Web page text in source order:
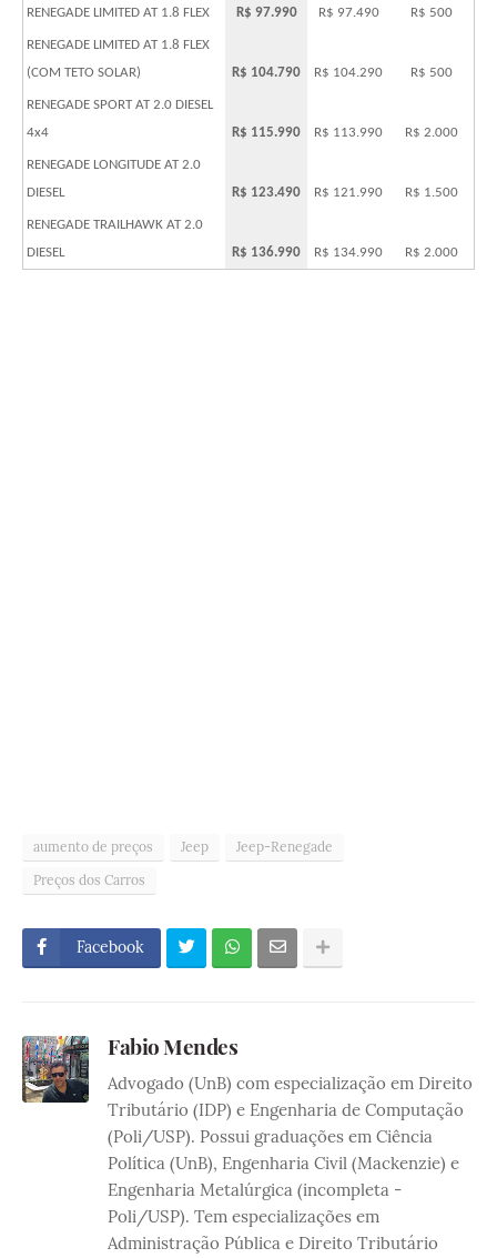
RENEGADE LIMITED AT 1.8 FLEX R$ 97.990 R$ 97.490 R$ 500
RENEGADE LIMITED AT 1.8 FLEX
(COM TETO SOLAR)
R$ 104.790 R$ 104.290 R$ 500
RENEGADE SPORT AT 2.0 DIESEL
4x4
R$ 115.990 R$ 113.990 R$ 2.000
RENEGADE LONGITUDE AT 2.0
DIESEL
R$ 123.490 R$ 121.990 R$ 1.500
RENEGADE TRAILHAWK AT 2.0
DIESEL
R$ 136.990 R$ 134.990 R$ 2.000
aumento de preços Jeep
Jeep-Renegade
Preços dos Carros
Facebook
Fabio Mendes
Advogado (UnB) com especialização em Direito
Tributário (IDP) e Engenharia de Computação
(Poli/USP). Possui graduações em Ciência
Política (UnB), Engenharia Civil (Mackenzie) e
Engenharia Metalúrgica (incompleta -
Poli/USP). Tem especializações em
Administração Pública e Direito Tributário